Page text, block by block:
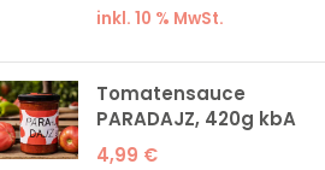
inkl. 10 % MwSt.
Tomatensauce
PARADAJZ, 420g kbA
4,99 €